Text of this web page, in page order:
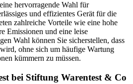
hervorragende Wahl für
und effizientes Gerät für die
zahlreiche Vorteile wie eine hohe
Emissionen und eine leise
Wahl können Sie sicherstellen, dass
ohne sich um häufige Wartung
kümmern zu müssen.
bei Stiftung Warentest & Co